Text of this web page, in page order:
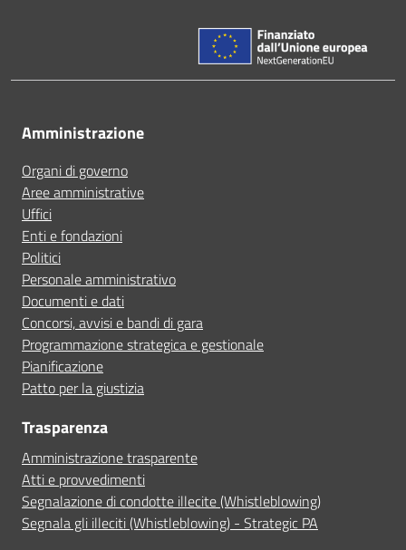
Amministrazione
Organi di governo
Aree amministrative
Uffici
Enti e fondazioni
Politici
Personale amministrativo
Documenti e dati
Concorsi, avvisi e bandi di gara
Programmazione strategica e gestionale
Pianificazione
Patto per la giustizia
Trasparenza
Amministrazione trasparente
Atti e provvedimenti
Segnalazione di condotte illecite (Whistleblowing)
Segnala gli illeciti (Whistleblowing) - Strategic PA